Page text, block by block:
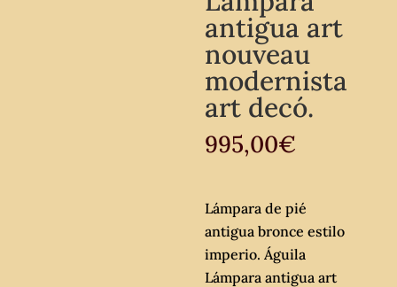
antigua art
nouveau
modernista
art decó.
995,00€
Lámpara de pié
antigua bronce estilo
imperio. Águila
Lámpara antigua art